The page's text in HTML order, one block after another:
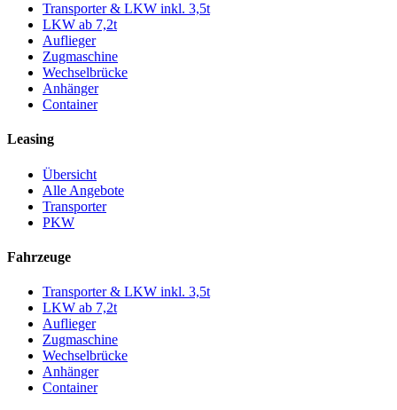
Transporter & LKW inkl. 3,5t
LKW ab 7,2t
Auflieger
Zugmaschine
Wechselbrücke
Anhänger
Container
Leasing
Übersicht
Alle Angebote
Transporter
PKW
Fahrzeuge
Transporter & LKW inkl. 3,5t
LKW ab 7,2t
Auflieger
Zugmaschine
Wechselbrücke
Anhänger
Container